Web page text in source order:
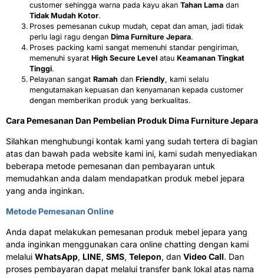
customer sehingga warna pada kayu akan Tahan Lama dan
Tidak Mudah Kotor.
Proses pemesanan cukup mudah, cepat dan aman, jadi tidak
perlu lagi ragu dengan Dima Furniture Jepara.
Proses packing kami sangat memenuhi standar pengiriman,
memenuhi syarat High Secure Level atau Keamanan Tingkat
Tinggi.
Pelayanan sangat Ramah dan Friendly, kami selalu
mengutamakan kepuasan dan kenyamanan kepada customer
dengan memberikan produk yang berkualitas.
Cara Pemesanan Dan Pembelian Produk Dima Furniture Jepara
Silahkan menghubungi kontak kami yang sudah tertera di bagian
atas dan bawah pada website kami ini, kami sudah menyediakan
beberapa metode pemesanan dan pembayaran untuk
memudahkan anda dalam mendapatkan produk mebel jepara
yang anda inginkan.
Metode Pemesanan Online
Anda dapat melakukan pemesanan produk mebel jepara yang
anda inginkan menggunakan cara online chatting dengan kami
melalui WhatsApp, LINE, SMS, Telepon, dan Video Call. Dan
proses pembayaran dapat melalui transfer bank lokal atas nama